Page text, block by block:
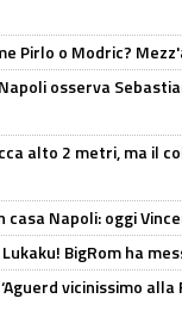
Pirlo o Modric?
osserva
alto 2 metri, ma il
casa Napoli: oggi
Lukaku! BigRom ha
vicinissimo